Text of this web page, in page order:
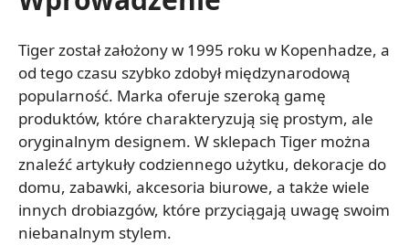
Tiger został założony w 1995 roku w Kopenhadze, a
od tego czasu szybko zdobył międzynarodową
popularność. Marka oferuje szeroką gamę
produktów, które charakteryzują się prostym, ale
oryginalnym designem. W sklepach Tiger można
znaleźć artykuły codziennego użytku, dekoracje do
domu, zabawki, akcesoria biurowe, a także wiele
innych drobiazgów, które przyciągają uwagę swoim
niebanalnym stylem.